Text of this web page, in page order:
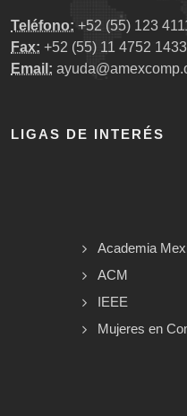
Teléfono: +52 (55) 123
Fax: +52 (55) 11 4752 1433
Email:
LIGAS DE INTERÉS
Academia
ACM
IEEE
Mujeres en